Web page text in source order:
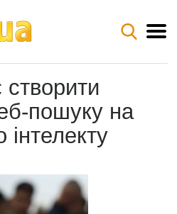
пошуку на
інтелекту